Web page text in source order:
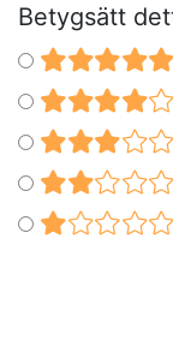
Betygsätt